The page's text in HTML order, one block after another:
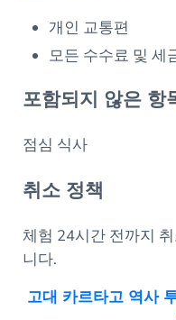
개인 교통편
모든 수수료 및 세
포함되지 않은 항
점심 식사
취소 정책
체험 24시간 전까지
니다.
고대 카르타고 역사